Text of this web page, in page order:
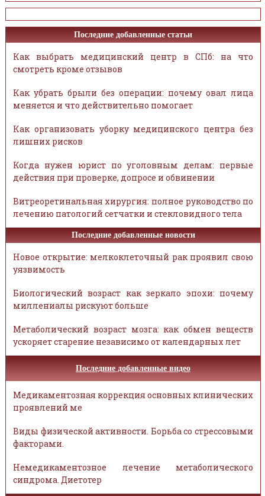
Последние добавленные статьи
Как выбрать медицинский центр в СПб: на что
смотреть кроме отзывов
Как убрать брыли без операции: почему овал лица
меняется и что действительно помогает
Как организовать уборку медицинского центра без
лишних рисков
Когда нужен юрист по уголовным делам: первые
действия при проверке, допросе и обвинении
Витреоретинальная хирургия: полное руководство по
лечению патологий сетчатки и стекловидного тела
Последние добавленные новости
Новое открытие: мелкоклеточный рак проявил свою
уязвимость
Биологический возраст как зеркало эпохи: почему
миллениалы рискуют больше
Метаболический возраст мозга: как обмен веществ
ускоряет старение независимо от календарных лет
Последние добавленные видео
Медикаментозная коррекция основных клинических
проявлений ме
Виды физической активности. Борьба со стрессовыми
факторами.
Немедикаментозное лечение метаболического
синдрома. Диетотер